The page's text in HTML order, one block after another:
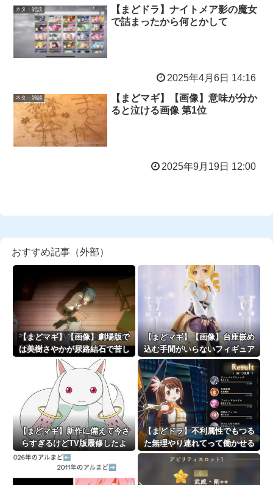
ネタ・雑談
【まどドラ】ナイトメア影の魔女
で詰まったから何とかして
2025年4月6日 14:16
ネタ・雑談
【まどマギ】【画像】意味が分か
ると泣ける画像 第1位
2025年9月19日 12:00
おすすめ記事（外部）
【まどマギ】【画像】劇場版で
は美樹さやかが尿路結石で苦し
むシーンが追加されたってホン
トですか？
【まどマギ】【画像】台座嵌め
込む手間がいらないフィギュア
っていいなと思うこの頃
【まどマギ】新作に備えて今さ
らすぎるけどTV版履修したよ
【まどドラ】不利属性でもつる
た無理やり連れてって働かせる
戦法は有効【タワー110階】